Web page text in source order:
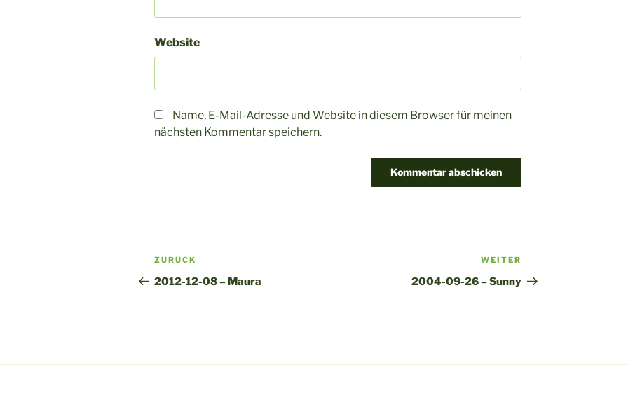
Website
Name, E-Mail-Adresse und Website in diesem Browser für meinen
nächsten Kommentar speichern.
e
r
v
Beitragsnavigation
Vorheriger
Beitrag
ZURÜCK
2012-12-08 – Maura
Beitrag
WEITER
2004-09-26 – Sunny